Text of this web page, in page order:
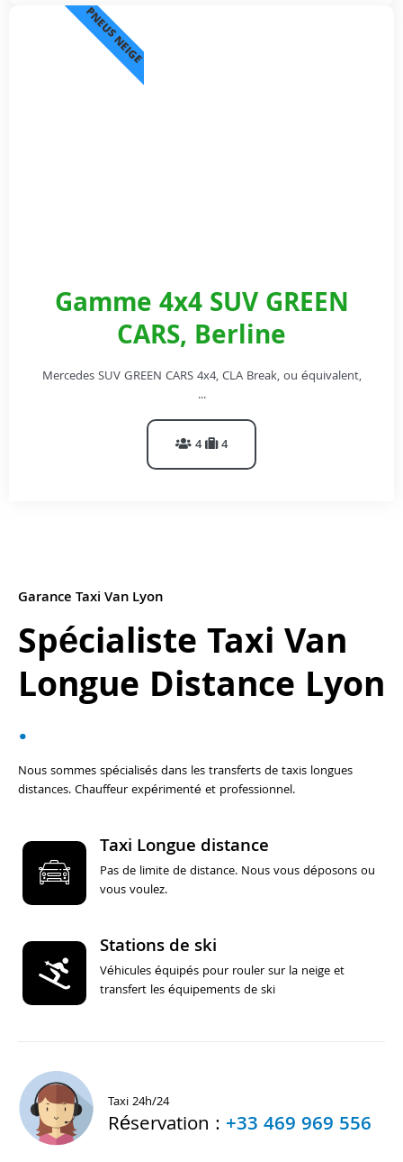
Gamme 4x4 SUV GREEN
CARS, Berline
Mercedes SUV GREEN CARS 4x4, CLA Break, ou équivalent,
...
4 4
PNEUS NEIGE
Garance Taxi Van Lyon
Spécialiste Taxi Van
Longue Distance Lyon
.
Nous sommes spécialisés dans les transferts de taxis longues
distances. Chauffeur expérimenté et professionnel.
Taxi Longue distance
Pas de limite de distance. Nous vous déposons ou
vous voulez.
Stations de ski
Véhicules équipés pour rouler sur la neige et
transfert les équipements de ski
Taxi 24h/24
Réservation : +33 469 969 556